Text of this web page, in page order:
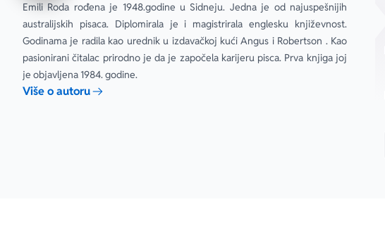
Emili Roda rođena je 1948.godine u Sidneju. Jedna je od najuspešnijih
australijskih pisaca. Diplomirala je i magistrirala englesku književnost.
Godinama je radila kao urednik u izdavačkoj kući Angus i Robertson . Kao
pasionirani čitalac prirodno je da je započela karijeru pisca. Prva knjiga joj
je objavljena 1984. godine.
Više o autoru